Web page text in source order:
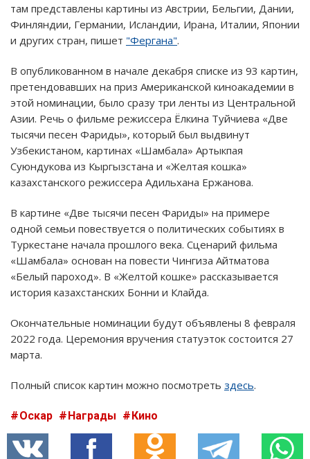
там представлены картины из Австрии, Бельгии, Дании,
Финляндии, Германии, Исландии, Ирана, Италии, Японии
и других стран, пишет "Фергана".
В опубликованном в начале декабря списке из 93 картин,
претендовавших на приз Американской киноакадемии в
этой номинации, было сразу три ленты из Центральной
Азии. Речь о фильме режиссера Ёлкина Туйчиева «Две
тысячи песен Фариды», который был выдвинут
Узбекистаном, картинах «Шамбала» Артыкпая
Суюндукова из Кыргызстана и «Желтая кошка»
казахстанского режиссера Адильхана Ержанова.
В картине «Две тысячи песен Фариды» на примере
одной семьи повествуется о политических событиях в
Туркестане начала прошлого века. Сценарий фильма
«Шамбала» основан на повести Чингиза Айтматова
«Белый пароход». В «Желтой кошке» рассказывается
история казахстанских Бонни и Клайда.
Окончательные номинации будут объявлены 8 февраля
2022 года. Церемония вручения статуэток состоится 27
марта.
Полный список картин можно посмотреть здесь.
Оскар Награды Кино